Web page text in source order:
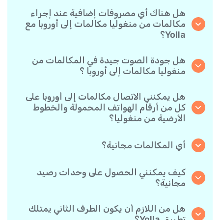
هل هناك أي مصروفات إضافية عند إجراء
مكالمات من منغوليا مكالمات إلى أوروبا مع
Yolla؟
ببساطته، ما يضمن أنك لن تدفع إلا مقابل الوقت الذي
تحدثته فعليًا. لدون رسوم مخفية أو اشتراك شهري
إجباري أو رسوم إعداد.
هل جودة الصوت جيدة في المكالمات من
منغوليا مكالمات إلى أوروبا ؟
مما يجعلها تبدو وكأنك تتحدث مع شخص في الجانب
الآخر من المدينة — حتى لو كان في الطرف الآخر من
العالم.
هل يمكنني الاتصال مكالمات إلى أوروبا على
كل من أرقام الهواتف المحمولة والخطوط
الأرضية من منغوليا؟
محمولة، وحتى القديمة- لذا أنت حر في الاتصال بأي
شخص مكالمات إلى أوروبا.
أي المكالمات مجانية؟
تمامًا طالما كان كلاهما يجريها عبر التطبيق وباتصال
الإنترنت.
كيف يمكنني الحصول على وحدات رصيد
مجانية؟
أحدهم بتثبيت التطبيق باستخدام رابطك الشخصي
وينفذ أول عملية دفع، سيحصل كلاكما على مكافأة
هل من اللازم أن يكون الطرف الثاني يمتلك